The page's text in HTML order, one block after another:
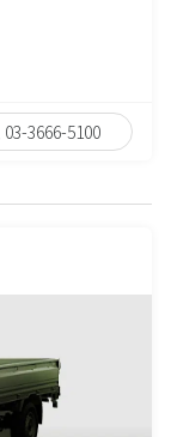
03-3666-5100